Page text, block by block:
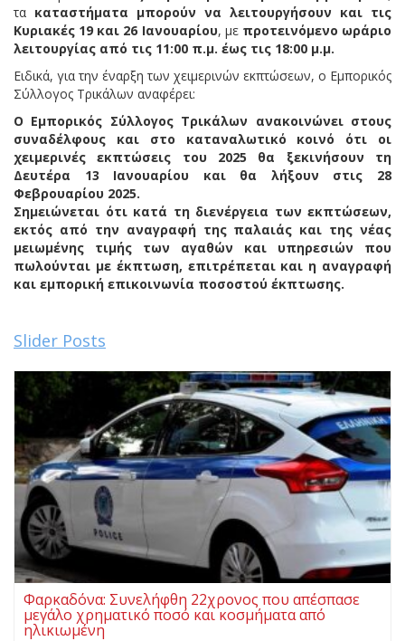
τα καταστήματα μπορούν να λειτουργήσουν και τις
Κυριακές 19 και 26 Ιανουαρίου, με προτεινόμενο ωράριο
λειτουργίας από τις 11:00 π.μ. έως τις 18:00 μ.μ.
Ειδικά, για την έναρξη των χειμερινών εκπτώσεων, ο Eμπορικός
Σύλλογος Τρικάλων αναφέρει:
Ο Εμπορικός Σύλλογος Τρικάλων ανακοινώνει στους
συναδέλφους και στο καταναλωτικό κοινό ότι οι
χειμερινές εκπτώσεις του 2025 θα ξεκινήσουν τη
Δευτέρα 13 Ιανουαρίου και θα λήξουν στις 28
Φεβρουαρίου 2025.
Σημειώνεται ότι κατά τη διενέργεια των εκπτώσεων,
εκτός από την αναγραφή της παλαιάς και της νέας
μειωμένης τιμής των αγαθών και υπηρεσιών που
πωλούνται με έκπτωση, επιτρέπεται και η αναγραφή
και εμπορική επικοινωνία ποσοστού έκπτωσης.
Slider Posts
Φαρκαδόνα: Συνελήφθη 22χρονος που απέσπασε
μεγάλο χρηματικό ποσό και κοσμήματα από
ηλικιωμένη